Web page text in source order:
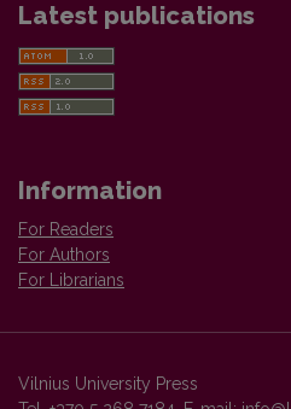
Latest publications
Information
For Readers
For Authors
For Librarians
Vilnius University Press